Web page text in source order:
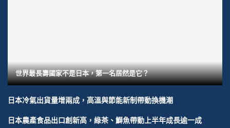
世界最長壽國家不是日本，第一名居然是它？
日本冷氣出貨量增兩成，高溫與節能新制帶動換機潮
日本農產食品出口創新高，綠茶、鰤魚帶動上半年成長逾一成